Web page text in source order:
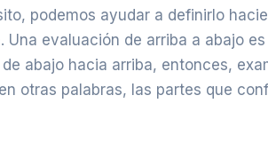
podemos ayudar a definirlo
evaluación de arriba a abajo
abajo hacia arriba, entonces,
otras palabras, las partes que